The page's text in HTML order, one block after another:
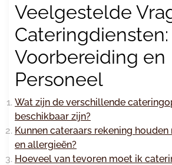
Veelgestelde
Cateringdiensten:
Voorbereiding en
Personeel
Wat zijn de verschillende
beschikbaar zijn?
Kunnen cateraars rekening
en allergieën?
Hoeveel van tevoren moet ik